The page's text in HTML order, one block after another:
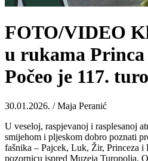
FOTO/VIDEO
u rukama Princa
Počeo je 117.
30.01.2026. / Maja Peranić
U veseloj, raspjevanoj i rasplesanoj
smijehom i pljeskom dobro poznati
fašnika – Pajcek, Luk, Žir, Princeza i
pozornicu ispred Muzeja Turopolja.